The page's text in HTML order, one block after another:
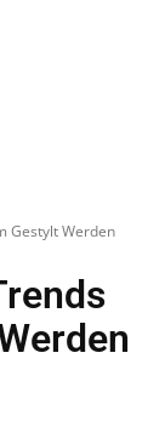
Gestylt Werden